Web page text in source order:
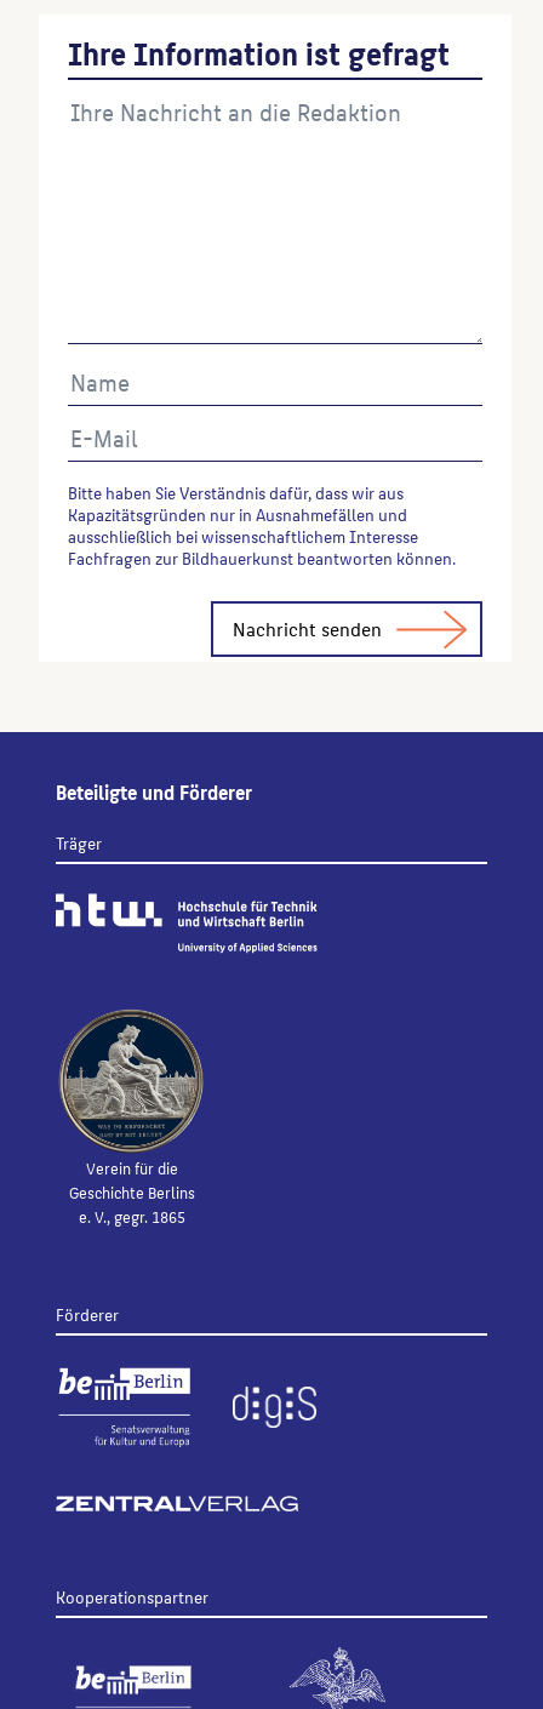
Wenn Sie einzelne Inhalte von dieser Website
verwenden möchten, zitieren Sie bitte wie folgt:
Autor*in des Beitrages, Werktitel, URL, Datum des
Ihre Information ist gefragt
Bitte haben Sie Verständnis dafür, dass wir aus
Kapazitätsgründen nur in Ausnahmefällen und
ausschließlich bei wissenschaftlichem Interesse
Fachfragen zur Bildhauerkunst beantworten können.
Beteiligte und Förderer
Träger
Verein für die
Geschichte Berlins
e. V., gegr. 1865
Förderer
Kooperationspartner